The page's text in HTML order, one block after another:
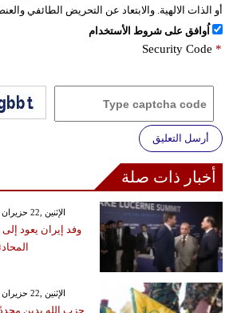
أو الذات الالهية. والابتعاد عن التحريض الطائفي
اُوافق على شروط الأستخدام
Security Code *
أرسل التعليق
أخبار ذات صلة
GMT 08:48 2026 الإثنين ,22 حزيران / يونيو
GMT 08:06 2026 الإثنين ,22 حزيران / يونيو
حزب الله يدين